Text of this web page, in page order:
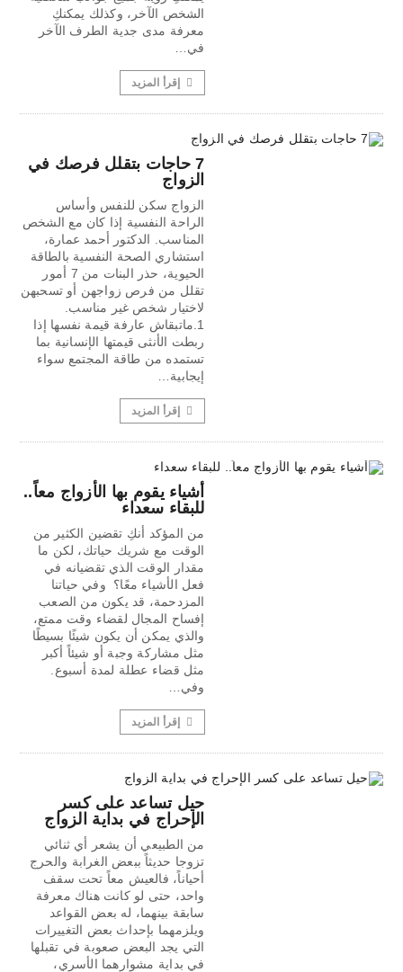
الشخص الآخر، وكذلك يمكنكِ
معرفة مدى جدية الطرف الآخر
في…
إقرأ المزيد
7 حاجات بتقلل فرصك في
الزواج
الزواج سكن للنفس وأساس
الراحة النفسية إذا كان مع الشخص
المناسب. الدكتور أحمد عمارة،
استشاري الصحة النفسية بالطاقة
الحيوية، حذر البنات من 7 أمور
تقلل من فرص زواجهن أو تسحبهن
لاختيار شخص غير مناسب.
1.ماتبقاش عارفة قيمة نفسها إذا
ربطت الأنثى قيمتها الإنسانية بما
تستمده من طاقة المجتمع سواء
إيجابية…
إقرأ المزيد
أشياء يقوم بها الأزواج معاً..
للبقاء سعداء
من المؤكد أنكِ تقضين الكثير من
الوقت مع شريك حياتك، لكن ما
مقدار الوقت الذي تقضيانه في
فعل الأشياء معًا؟ وفي حياتنا
المزدحمة، قد يكون من الصعب
إفساح المجال لقضاء وقت ممتع،
والذي يمكن أن يكون شيئًا بسيطًا
مثل مشاركة وجبة أو شيئاً أكبر
مثل قضاء عطلة لمدة أسبوع.
وفي…
إقرأ المزيد
حيل تساعد على كسر
الإحراج في بداية الزواج
من الطبيعي أن يشعر أي ثنائي
تزوجا حديثاً ببعض الغرابة والحرج
أحياناً، فالعيش معاً تحت سقف
واحد، حتى لو كانت هناك معرفة
سابقة بينهما، له بعض القواعد
ويلزمهما بإحداث بعض التغييرات
التي يجد البعض صعوبة في تقبلها
في بداية مشوارهما الأسري،